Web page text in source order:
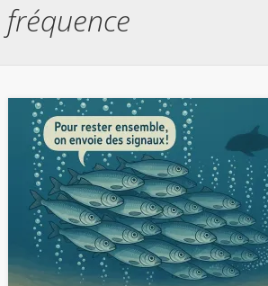
fréquence